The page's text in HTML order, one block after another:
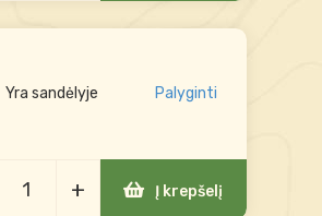
Yra sandėlyje Palyginti
+ Į krepšelį